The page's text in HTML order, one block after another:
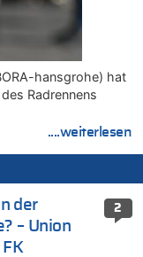
hansgrohe) hat
Radrennens
....weiterlesen
2
der
– Union